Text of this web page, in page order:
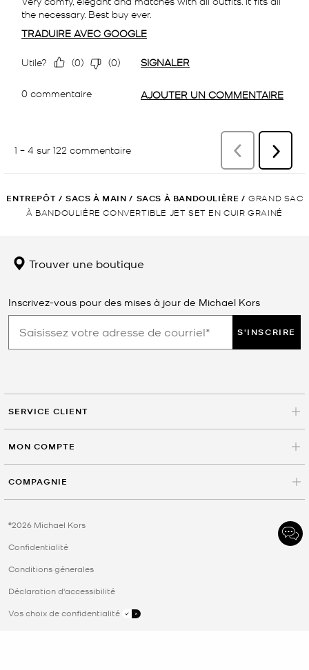
ENTREPÔT / SACS À MAIN / SACS À BANDOULIÈRE / GRAND SAC
À BANDOULIÈRE CONVERTIBLE JET SET EN CUIR GRAINÉ
Trouver une boutique
Inscrivez-vous pour des mises à jour de Michael Kors
S'INSCRIRE
SERVICE CLIENT
MON COMPTE
COMPAGNIE
©2026 Michael Kors
Confidentialité
Conditions génerales
Déclaration d'accessibilité
Vos choix de confidentialité